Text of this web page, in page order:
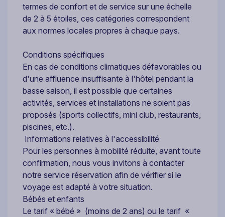
termes de confort et de service sur une échelle
de 2 à 5 étoiles, ces catégories correspondent
aux normes locales propres à chaque pays.
Conditions spécifiques
En cas de conditions climatiques défavorables ou
d'une affluence insuffisante à l'hôtel pendant la
basse saison, il est possible que certaines
activités, services et installations ne soient pas
proposés (sports collectifs, mini club, restaurants,
piscines, etc.).
Informations relatives à l'accessibilité
Pour les personnes à mobilité réduite, avant toute
confirmation, nous vous invitons à contacter
notre service réservation afin de vérifier si le
voyage est adapté à votre situation.
Bébés et enfants
Le tarif « bébé » (moins de 2 ans) ou le tarif «